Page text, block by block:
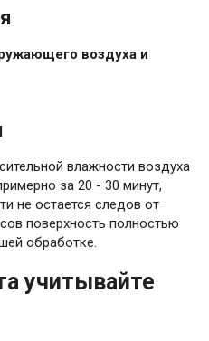
воздуха и
влажности воздуха
за 20 - 30 минут,
не остается следов от
поверхность полностью
обработке.
учитывайте